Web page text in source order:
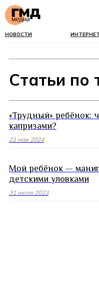
НОВОСТИ ИНТЕРНЕТ
Статьи по
«Трудный» ребёнок:
капризами?
21 мая 2024
Мой ребёнок —
детскими уловками
31 июля 2023